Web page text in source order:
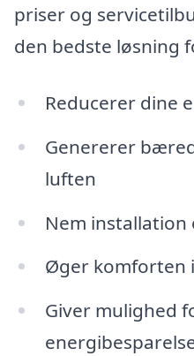
priser og
den bedste løsning
Reducerer dine
Genererer
luften
Nem installation
Øger komforten
Giver mulighed